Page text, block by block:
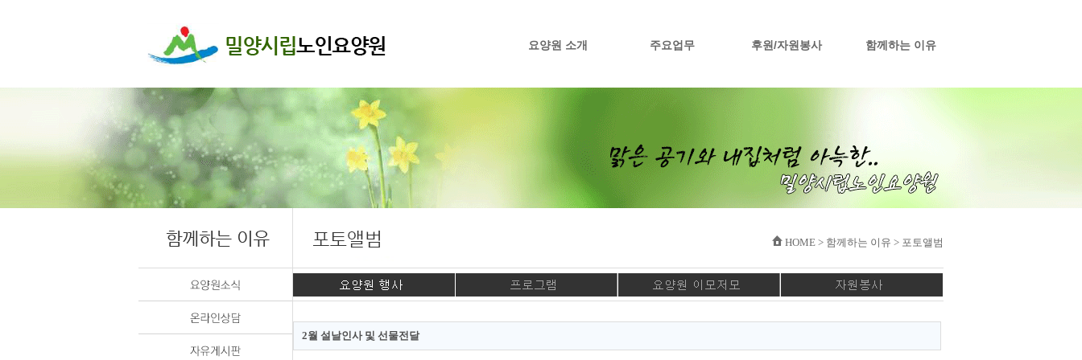
요양원 소개 주요업무 후원/자원봉사 함께하는 이유
HOME > 함께하는 이유 > 포토앨범
2월 설날인사 및 선물전달